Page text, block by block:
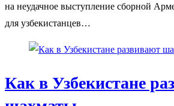
на неудачное выступление сборной
для узбекистанцев…
Как в Узбекистане